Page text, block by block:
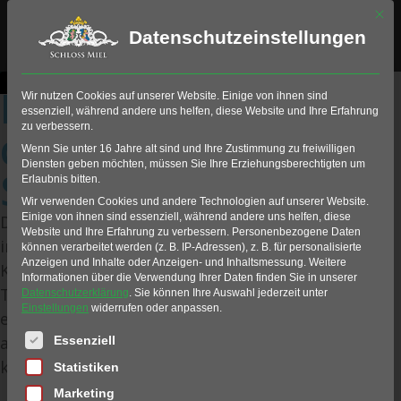
Platzreifekurs in
der Golfschule
Schloss Miel
Der Platzreifekurs auf Schloss Miel ist Ihr Einstieg
in die Welt des Golfsports. In kompakten
Kurseinheiten lernen Sie alle Grundlagen – von der
Technik über die Regeln bis zur Etikette – und
erhalten am Ende Ihre Platzerlaubnis, mit der Sie
auf Golfplätzen in ganz Deutschland spielen
können.
Mit
Datenschutzeinstellungen
Wir nutzen Cookies auf unserer Website. Einige von ihnen sind
essenziell, während andere uns helfen, diese Website und Ihre Erfahrung
zu verbessern.
Wenn Sie unter 16 Jahre alt sind und Ihre Zustimmung zu freiwilligen
Diensten geben möchten, müssen Sie Ihre Erziehungsberechtigten um
Erlaubnis bitten.
Wir verwenden Cookies und andere Technologien auf unserer Website.
Einige von ihnen sind essenziell, während andere uns helfen, diese
Website und Ihre Erfahrung zu verbessern. Personenbezogene Daten
können verarbeitet werden (z. B. IP-Adressen), z. B. für personalisierte
Anzeigen und Inhalte oder Anzeigen- und Inhaltsmessung. Weitere
Informationen über die Verwendung Ihrer Daten finden Sie in unserer
Datenschutzerklärung. Sie können Ihre Auswahl jederzeit unter
Einstellungen widerrufen oder anpassen.
Es folgt eine Liste der Service-Gruppen, für die eine
Essenziell
Statistiken
Marketing